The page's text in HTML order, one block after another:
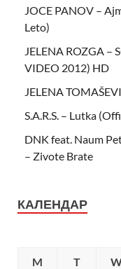
JOCE PANOV –
Leto)
JELENA ROZGA –
VIDEO 2012) HD
JELENA
S.A.R.S. – Lutka
DNK feat. Naum
– Zivote Brate
КАЛЕНДАР
M
T